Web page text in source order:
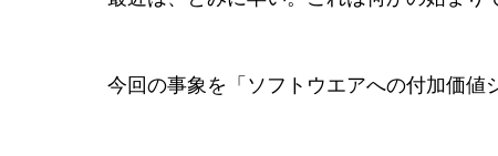
今回の事象を「ソフトウエアへの付加価値